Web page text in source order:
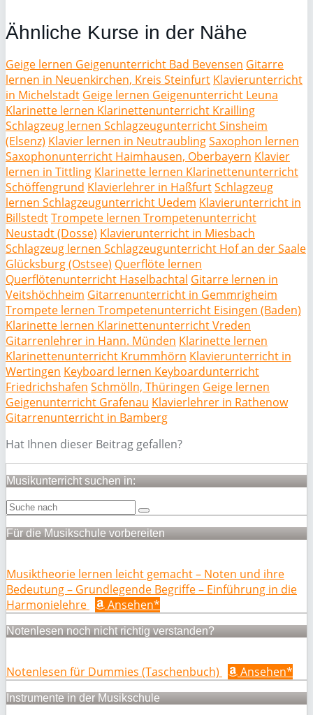
Ähnliche Kurse in der Nähe
Geige lernen Geigenunterricht Bad Bevensen Gitarre
lernen in Neuenkirchen, Kreis Steinfurt Klavierunterricht
in Michelstadt Geige lernen Geigenunterricht Leuna
Klarinette lernen Klarinettenunterricht Krailling
Schlagzeug lernen Schlagzeugunterricht Sinsheim
(Elsenz) Klavier lernen in NeutraublingSaxophon lernen
Saxophonunterricht Haimhausen, Oberbayern Klavier
lernen in Tittling Klarinette lernen Klarinettenunterricht
Schöffengrund Klavierlehrer in HaßfurtSchlagzeug
lernen Schlagzeugunterricht Uedem Klavierunterricht in
BillstedtTrompete lernen Trompetenunterricht
Neustadt (Dosse) Klavierunterricht in Miesbach
Schlagzeug lernen Schlagzeugunterricht Hof an der Saale
Glücksburg (Ostsee) Querflöte lernen
Querflötenunterricht Haselbachtal Gitarre lernen in
Veitshöchheim Gitarrenunterricht in Gemmrigheim
Trompete lernen Trompetenunterricht Eisingen (Baden)
Klarinette lernen Klarinettenunterricht Vreden
Gitarrenlehrer in Hann. Münden Klarinette lernen
Klarinettenunterricht Krummhörn Klavierunterricht in
Wertingen Keyboard lernen Keyboardunterricht
Friedrichshafen Schmölln, Thüringen Geige lernen
Geigenunterricht Grafenau Klavierlehrer in Rathenow
Gitarrenunterricht in Bamberg
Hat Ihnen dieser Beitrag gefallen?
Musikunterricht suchen in:
Für die Musikschule vorbereiten
Musiktheorie lernen leicht gemacht – Noten und ihre
Bedeutung – Grundlegende Begriffe – Einführung in die
Harmonielehre
Ansehen*
Notenlesen noch nicht richtig verstanden?
Notenlesen für Dummies (Taschenbuch) Ansehen*
Instrumente in der Musikschule